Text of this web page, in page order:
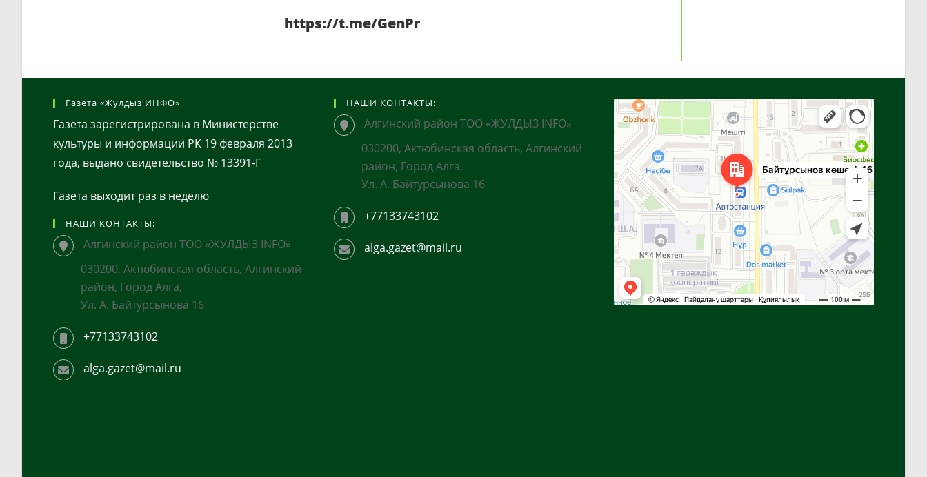
https://t.me/GenPr
Газета «Жулдыз ИНФО»
Газета зарегистрирована в Министерстве
культуры и информации РК 19 февраля 2013
года, выдано свидетельство № 13391-Г
Газета выходит раз в неделю
НАШИ КОНТАКТЫ:
Алгинский район ТОО «ЖУЛДЫЗ INFO»
030200, Актюбинская область, Алгинский
район, Город Алга,
Ул. А. Байтурсынова 16
+77133743102
alga.gazet@mail.ru
НАШИ КОНТАКТЫ:
Алгинский район ТОО «ЖУЛДЫЗ INFO»
030200, Актюбинская область, Алгинский
район, Город Алга,
Ул. А. Байтурсынова 16
+77133743102
alga.gazet@mail.ru
Алга
Улица Байтурсынова, 16 — Яндекс Карты